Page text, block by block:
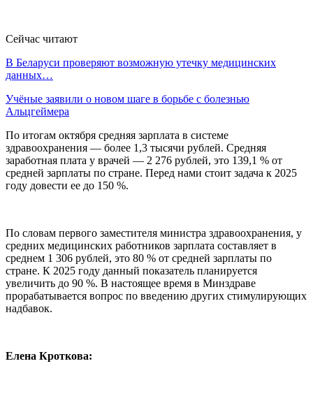
Сейчас читают
В Беларуси проверяют возможную утечку медицинских
данных…
Учёные заявили о новом шаге в борьбе с болезнью
Альцгеймера
По итогам октября средняя зарплата в системе
здравоохранения — более 1,3 тысячи рублей. Средняя
заработная плата у врачей — 2 276 рублей, это 139,1 % от
средней зарплаты по стране. Перед нами стоит задача к 2025
году довести ее до 150 %.
По словам первого заместителя министра здравоохранения, у
средних медицинских работников зарплата составляет в
среднем 1 306 рублей, это 80 % от средней зарплаты по
стране. К 2025 году данный показатель планируется
увеличить до 90 %. В настоящее время в Минздраве
прорабатывается вопрос по введению других стимулирующих
надбавок.
Елена Кроткова: